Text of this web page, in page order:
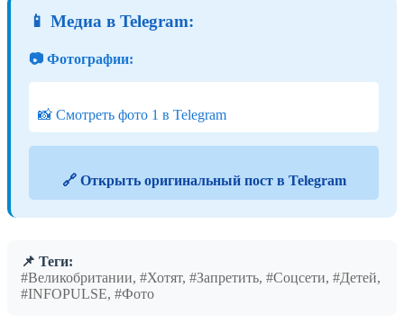
📱 Медиа в Telegram:
📷 Фотографии:
📸 Смотреть фото 1 в Telegram
🔗 Открыть оригинальный пост в Telegram
📌 Теги:
#Великобритании, #Хотят, #Запретить, #Соцсети, #Детей,
#INFOPULSE, #Фото